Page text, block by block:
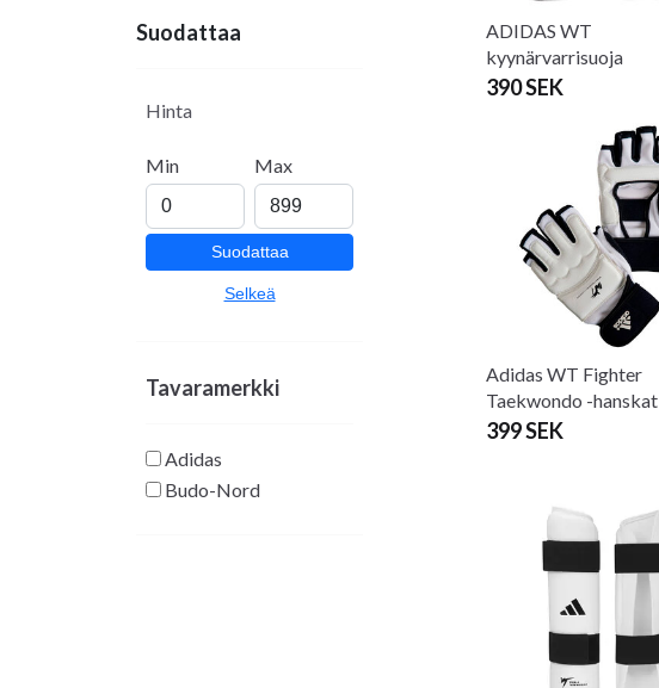
Suodattaa
Hinta
Min Max
Suodattaa
Selkeä
Tavaramerkki
Adidas
Budo-Nord
ADIDAS WT
kyynärvarrisuoja
390 SEK
Adidas WT Fighter
Taekwondo -hanskat
399 SEK